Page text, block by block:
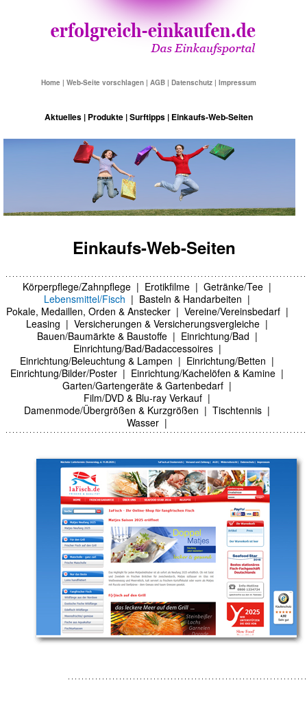
Home | Web-Seite vorschlagen | AGB | Datenschutz | Impressum
Aktuelles | Produkte |Surftipps | Einkaufs-Web-Seiten
Einkaufs-Web-Seiten
Körperpflege/Zahnpflege | Erotikfilme |Getränke/Tee |
Lebensmittel/Fisch | Basteln & Handarbeiten |
Pokale, Medaillen, Orden & Anstecker| Vereine/Vereinsbedarf|
Leasing |Versicherungen & Versicherungsvergleiche |
Bauen/Baumärkte & Baustoffe| Einrichtung/Bad |
Einrichtung/Bad/Badaccessoires|
Einrichtung/Beleuchtung & Lampen | Einrichtung/Betten |
Einrichtung/Bilder/Poster | Einrichtung/Kachelöfen & Kamine |
Garten/Gartengeräte & Gartenbedarf |
Film/DVD & Blu-ray Verkauf |
Damenmode/Übergrößen & Kurzgrößen |Tischtennis |
Wasser |